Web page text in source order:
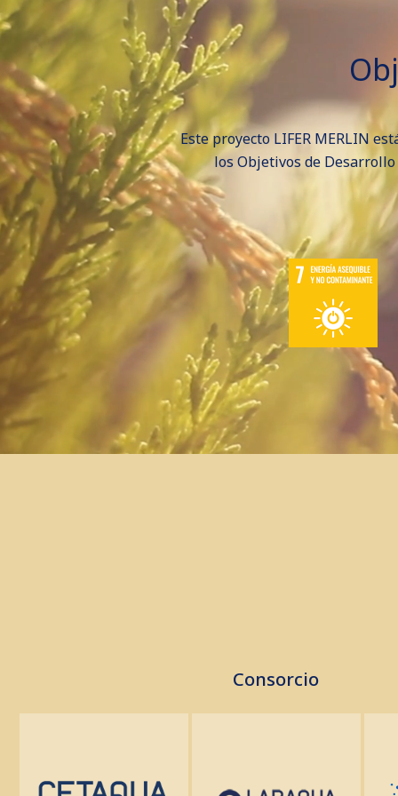
Este proyecto LIFER MERLIN
los Objetivos de Desarrollo
Consorcio